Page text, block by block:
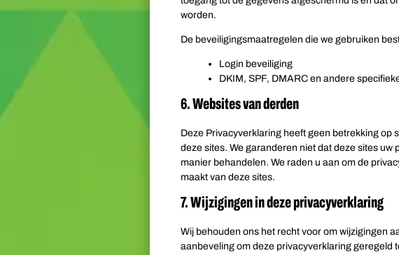
worden.
De beveiligingsmaatregelen die we gebruiken
Login beveiliging
DKIM, SPF, DMARC en andere
6. Websites van derden
Deze Privacyverklaring heeft geen betrekking op
deze sites. We garanderen niet dat deze sites
manier behandelen. We raden u aan om de
maakt van deze sites.
7. Wijzigingen in deze privacyverklaring
Wij behouden ons het recht voor om wijzigingen
aanbeveling om deze privacyverklaring geregeld